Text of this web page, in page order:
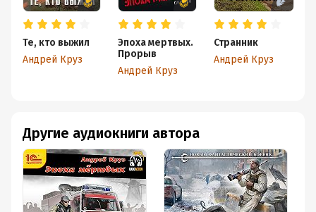
Те, кто выжил
Андрей Круз
Эпоха мертвых.
Прорыв
Андрей Круз
Странник
Андрей Круз
Другие аудиокниги автора